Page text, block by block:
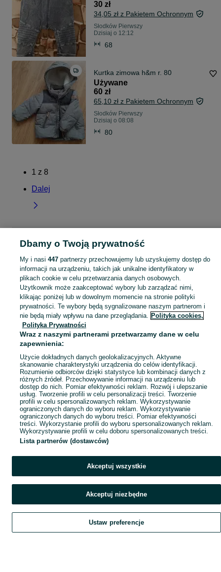
30 zł
34,05 zł z Pakietem Ochronnym
Słodków Pierwszy
Dzisiaj o 12:12
68
Kurtka zimowa h&m r. 80
Używane
60 zł
65,10 zł z Pakietem Ochronnym
Słodków Pierwszy
Dzisiaj o 08:08
80
1 z 8
Dalej
Strona główna Lubelskie Słodków Pierwszy
KATEGORIA
Skorzystaj z największego serwisu ogłoszeniowego - Słodków Pierwszy i okolice! Kupuj to, czego pragniesz i sprzedawaj to, czego już nie potrzebujesz! Zobacz
Mapa kategorii
Mapa miejscowości
Szukaj Obserwujesz Dodaj Czat Konto
Dbamy o Twoją prywatność
My i nasi 447partnerzy przechowujemy lub uzyskujemy dostęp do
informacji na urządzeniu, takich jak unikalne identyfikatory w
plikach cookie w celu przetwarzania danych osobowych.
Użytkownik może zaakceptować wybory lub zarządzać nimi,
klikając poniżej lub w dowolnym momencie na stronie polityki
prywatności. Te wybory będą sygnalizowane naszym partnerom i
nie będą miały wpływu na dane przeglądania. Polityka cookies,
Polityka Prywatności
Wraz z naszymi partnerami przetwarzamy dane w celu
zapewnienia:
Użycie dokładnych danych geolokalizacyjnych. Aktywne
skanowanie charakterystyki urządzenia do celów identyfikacji.
Rozumienie odbiorców dzięki statystyce lub kombinacji danych z
różnych źródeł. Przechowywanie informacji na urządzeniu lub
dostęp do nich. Pomiar efektywności reklam. Rozwój i ulepszanie
usług. Tworzenie profili w celu personalizacji treści. Tworzenie
profili w celu spersonalizowanych reklam. Wykorzystywanie
ograniczonych danych do wyboru reklam. Wykorzystywanie
ograniczonych danych do wyboru treści. Pomiar efektywności
treści. Wykorzystanie profili do wyboru spersonalizowanych reklam.
Wykorzystywanie profili w celu doboru spersonalizowanych treści.
Lista partnerów (dostawców)
Akceptuj wszystkie
Akceptuj niezbędne
Ustaw preferencje